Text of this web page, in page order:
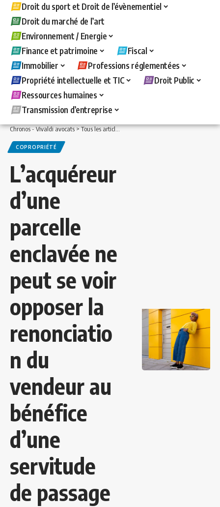
Droit du sport et Droit de l’évènementiel
Droit du marché de l’art
Environnement / Energie
Finance et patrimoine
Fiscal
Immobilier
Professions réglementées
Propriété intellectuelle et TIC
Droit Public
Ressources humaines
Transmission d’entreprise
Chronos - Vivaldi avocats>Tous les articles >Immobilier>Copropriété>
COPROPRIÉTÉ
L’acquéreur
d’une
parcelle
enclavée ne
peut se voir
opposer la
renonciatio
n du
vendeur au
bénéfice
d’une
servitude
de passage